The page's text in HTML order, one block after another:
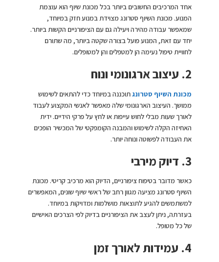
אחד המרכיבים החשובים ביותר בכל מכונת שיוף הוא עוצמת
המנוע. מכונת השיוף סטרונג מצוידת במנוע חזק במיוחד,
שמאפשר עבודה מהירה ויעילה גם עם הציפורניים הקשות ביותר.
יחד עם זאת, המנוע פועל בצורה שקטה ביותר, מה שתורם
לחוויית טיפול נעימה הן למטפלים והן למטופלים.
2. עיצוב ארגונומי ונוח
מכונת השיוף סטרונגתוכננה במיוחד כדי להתאים לשימוש
ממושך. העיצוב הארגונומי שלה מאפשר לאנשי המקצוע לעבוד
לאורך שעות מבלי לחוש עייפות או לחץ על פרקי הידיים. ידית
האחיזה הקלה לשימוש והמבנה הקומפקטי של המכשיר הופכים
את העבודה לפשוטה ונוחה יותר.
3. דיוק מירבי
כאשר מדובר בטיפוח ציפורניים, הדיוק הוא מרכיב קריטי. מכונת
השיוף סטרונג מציעה מגוון רחב של ראשי שיוף שונים, המאפשרים
למשתמשים להגיע לתוצאות מושלמות ומדויקות במיוחד.
בעזרתה, ניתן לעצב את הציפורניים בדיוק לפי הצרכים האישיים
של כל מטופל.
4. עמידות לאורך זמן